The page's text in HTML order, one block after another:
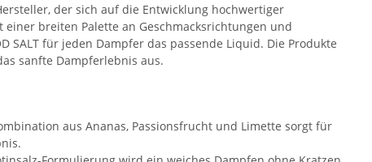
der sich auf die Entwicklung hochwertiger
breiten Palette an Geschmacksrichtungen und
SALT für jeden Dampfer das passende Liquid. Die Produkte
sanfte Dampferlebnis aus.
aus Ananas, Passionsfrucht und Limette sorgt für